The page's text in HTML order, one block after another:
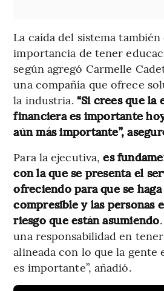
La caída del sistema
importancia de tener
según agregó Carmelle
una compañía que ofrece
la industria. “Si crees que la
financiera es importante
aún más importante”,
Para la ejecutiva,es
con la que se presenta el
ofreciendo para que se
compresible y las personas
riesgo que están asumiendo
una responsabilidad en
alineada con lo que la gente
es importante”, añadió.